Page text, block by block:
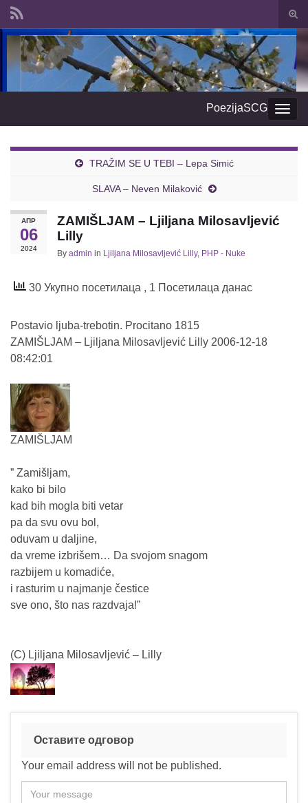
Search for:
PoezijaSCG
TRAŽIM SE U TEBI – Lepa Simić
SLAVA – Neven Milaković
АПР
06
2024
ZAMIŠLJAM – Ljiljana Milosavljević
Lilly
By admin in Ljiljana Milosavljević Lilly, PHP - Nuke
30 Укупно посетилаца , 1 Посетилаца данас
Postavio ljuba-trebotin. Procitano 1815
ZAMIŠLJAM – Ljiljana Milosavljević Lilly 2006-12-18
08:42:01
ZAMIŠLJAM
” Zamišljam,
kako bi bilo
kad bih mogla biti vetar
pa da svu ovu bol,
oduvam u daljine,
da vreme izbrišem… Da svojom snagom
razbijem u komadiće,
i rasturim u najmanje čestice
sve ono, što nas razdvaja!”
(C) Ljiljana Milosavljević – Lilly
Оставите одговор
Your email address will not be published.